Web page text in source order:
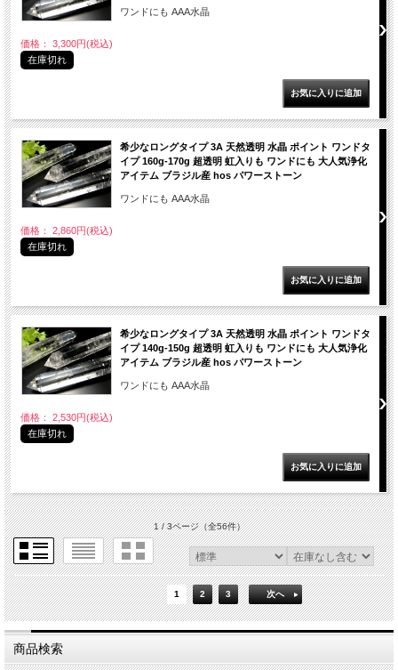
ワンドにも AAA水晶
価格： 3,300円(税込)
在庫切れ
希少なロングタイプ 3A 天然透明 水晶 ポイント ワンドタ
イプ 160g-170g 超透明 虹入りも ワンドにも 大人気浄化
アイテム ブラジル産 hos パワーストーン
ワンドにも AAA水晶
価格： 2,860円(税込)
在庫切れ
希少なロングタイプ 3A 天然透明 水晶 ポイント ワンドタ
イプ 140g-150g 超透明 虹入りも ワンドにも 大人気浄化
アイテム ブラジル産 hos パワーストーン
ワンドにも AAA水晶
価格： 2,530円(税込)
在庫切れ
1 / 3ページ（全56件）
1 2 3 次へ
商品検索